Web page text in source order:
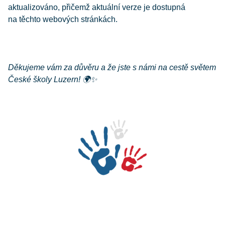
aktualizováno, přičemž aktuální verze je dostupná
na těchto webových stránkách.
Děkujeme vám za důvěru a že jste s námi na cestě světem
České školy Luzern! 🌍✨